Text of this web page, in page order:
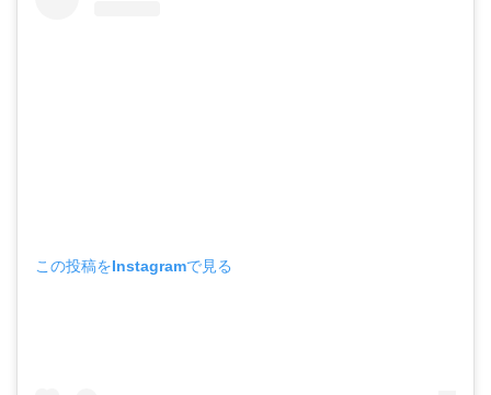
この投稿をInstagramで見る